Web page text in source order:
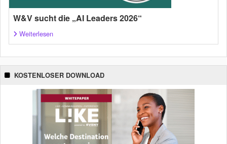
W&V sucht die „AI Leaders 2026“
Weiterlesen
KOSTENLOSER DOWNLOAD